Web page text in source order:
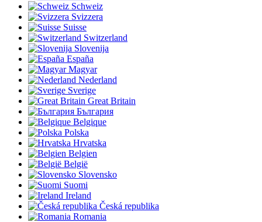
Schweiz
Svizzera
Suisse
Switzerland
Slovenija
España
Magyar
Nederland
Sverige
Great Britain
България
Belgique
Polska
Hrvatska
Belgien
België
Slovensko
Suomi
Ireland
Česká republika
Romania